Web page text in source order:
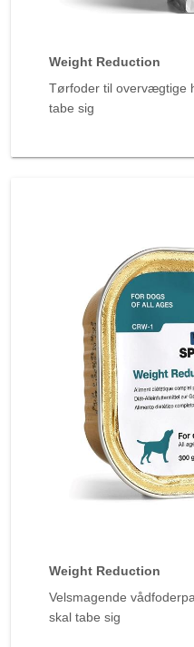
Weight Reduction
Tørfoder til overvægtige
tabe sig
Weight Reduction
Velsmagende
skal tabe sig